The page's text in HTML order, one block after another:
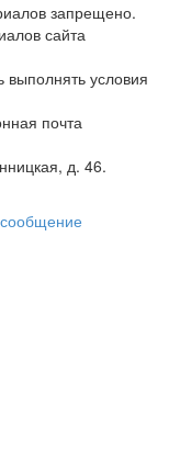
запрещено.
сайта
выполнять условия
почта
д. 46.